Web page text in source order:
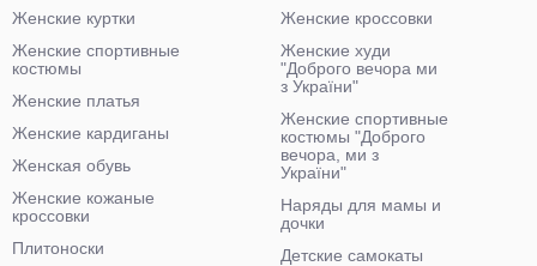
Женские куртки
Женские спортивные
костюмы
Женские платья
Женские кардиганы
Женская обувь
Женские кожаные
кроссовки
Плитоноски
Женские кроссовки
Женские худи
"Доброго вечора ми
з України"
Женские спортивные
костюмы "Доброго
вечора, ми з
України"
Наряды для мамы и
дочки
Детские самокаты